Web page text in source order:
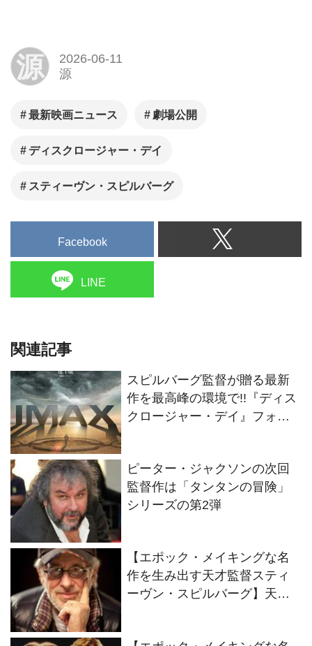
揮など、50年以上に渡り、世代
広がり続ける驚異的な名作の
メントの概念そのものを塗り替
再び未来へと解き放たれる待望
源
2026-06-11
源
最新映画ニュース 劇場公開
ディスクロージャー・デイ
スティーヴン・スピルバーグ
Facebook
LINE
関連記事
スピルバーグ監督が贈る最新
作を最高峰の環境で!!『ディス
クロージャー・デイ』フォー
ピーター・ジャクソンの次回
監督作は「タンタンの冒険」
シリーズの第2弾
【エポック・メイキングな名
作を生み出す天才監督スティ
ーヴン・スピルバーグ】天才